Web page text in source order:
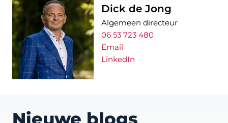
Dick de Jong
Algemeen directeur
06 53 723 480
Email
LinkedIn